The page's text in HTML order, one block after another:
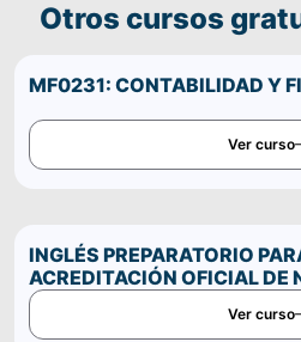
Otros cursos
MF0231: CONTABILIDAD Y
Ver curso
INGLÉS PREPARATORIO
ACREDITACIÓN OFICIAL DE
Ver curso